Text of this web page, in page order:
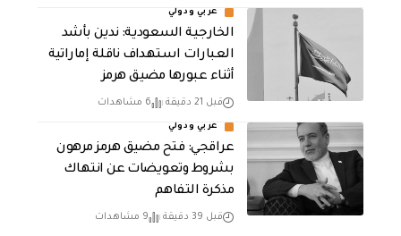
عربي ودولي
‏الخارجية السعودية: ندين بأشد
العبارات استهداف ناقلة إماراتية
أثناء عبورها مضيق هرمز
قبل 21 دقيقة 6 مشاهدات
عربي ودولي
عراقجي: فتح مضيق هرمز مرهون
بشروط وتعويضات عن انتهاك
مذكرة التفاهم
قبل 39 دقيقة 9 مشاهدات